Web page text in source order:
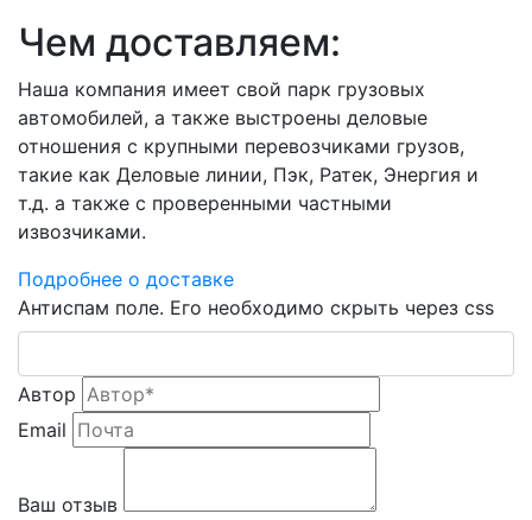
Чем доставляем:
Наша компания имеет свой парк грузовых
автомобилей, а также выстроены деловые
отношения с крупными перевозчиками грузов,
такие как Деловые линии, Пэк, Ратек, Энергия и
т.д. а также с проверенными частными
извозчиками.
Подробнее о доставке
Антиспам поле. Его необходимо скрыть через css
Автор
Email
Ваш отзыв